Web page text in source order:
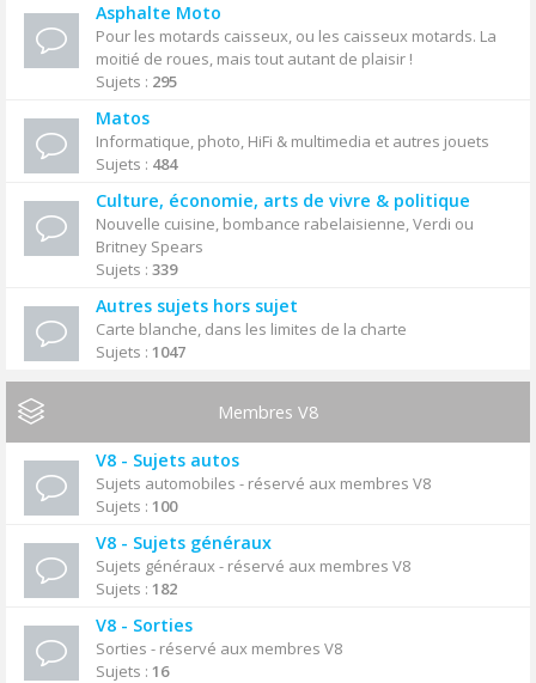
Asphalte Moto
Pour les motards caisseux, ou les caisseux motards. La
moitié de roues, mais tout autant de plaisir !
Sujets : 295
Matos
Informatique, photo, HiFi & multimedia et autres jouets
Sujets : 484
Culture, économie, arts de vivre & politique
Nouvelle cuisine, bombance rabelaisienne, Verdi ou
Britney Spears
Sujets : 339
Autres sujets hors sujet
Carte blanche, dans les limites de la charte
Sujets : 1047
Membres V8
V8 - Sujets autos
Sujets automobiles - réservé aux membres V8
Sujets : 100
V8 - Sujets généraux
Sujets généraux - réservé aux membres V8
Sujets : 182
V8 - Sorties
Sorties - réservé aux membres V8
Sujets : 16